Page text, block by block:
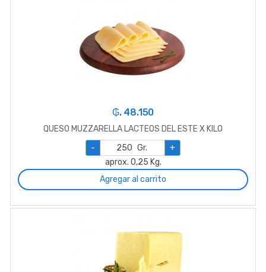
₲. 48.150
QUESO MUZZARELLA LACTEOS DEL ESTE X KILO
-
Gr.
+
aprox. 0,25 Kg.
Agregar al carrito